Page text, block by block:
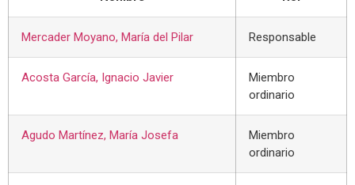
Mercader Moyano, María del Pilar Responsable
Acosta García, Ignacio Javier
Miembro
ordinario
Agudo Martínez, María Josefa
Miembro
ordinario